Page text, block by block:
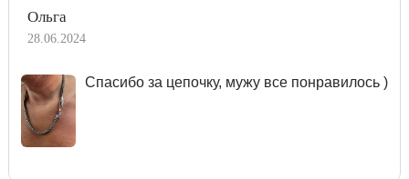
Ольга
28.06.2024
Спасибо за цепочку, мужу все понравилось )